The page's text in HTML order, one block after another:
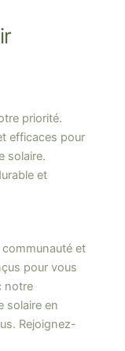
priorité.
efficaces pour
solaire.
et
et
pour vous
notre
solaire en
Rejoignez-